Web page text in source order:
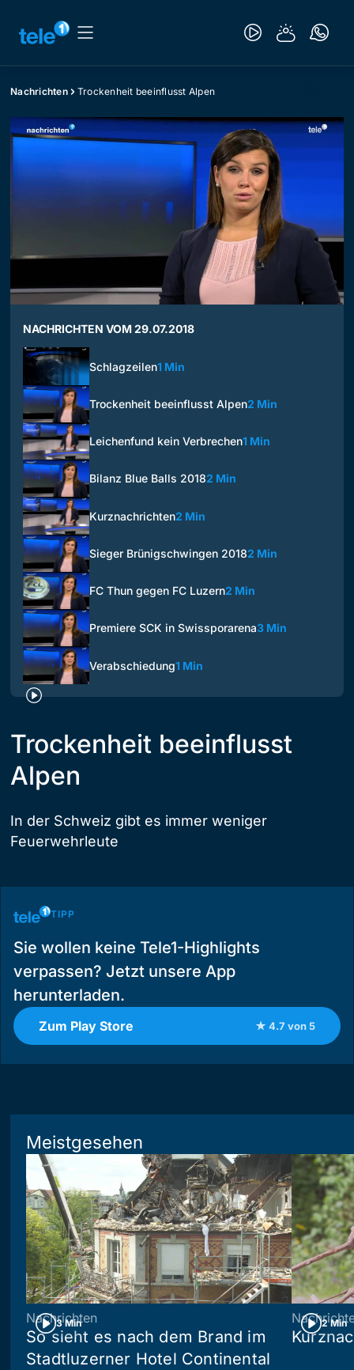
Nachrichten Trockenheit beeinflusst Alpen
NACHRICHTEN VOM 29.07.2018
Schlagzeilen1 Min
Trockenheit beeinflusst Alpen2 Min
Leichenfund kein Verbrechen1 Min
Bilanz Blue Balls 20182 Min
Kurznachrichten2 Min
Sieger Brünigschwingen 20182 Min
FC Thun gegen FC Luzern2 Min
Premiere SCK in Swissporarena3 Min
Verabschiedung1 Min
Trockenheit beeinflusst
Alpen
In der Schweiz gibt es immer weniger
Feuerwehrleute
TIPP
Sie wollen keine Tele1-Highlights
verpassen? Jetzt unsere App
herunterladen.
Zum Play Store ★ 4.7 von 5
Meistgesehen
3 Min
Nachrichten
So sieht es nach dem Brand im
Stadtluzerner Hotel Continental
2 Min